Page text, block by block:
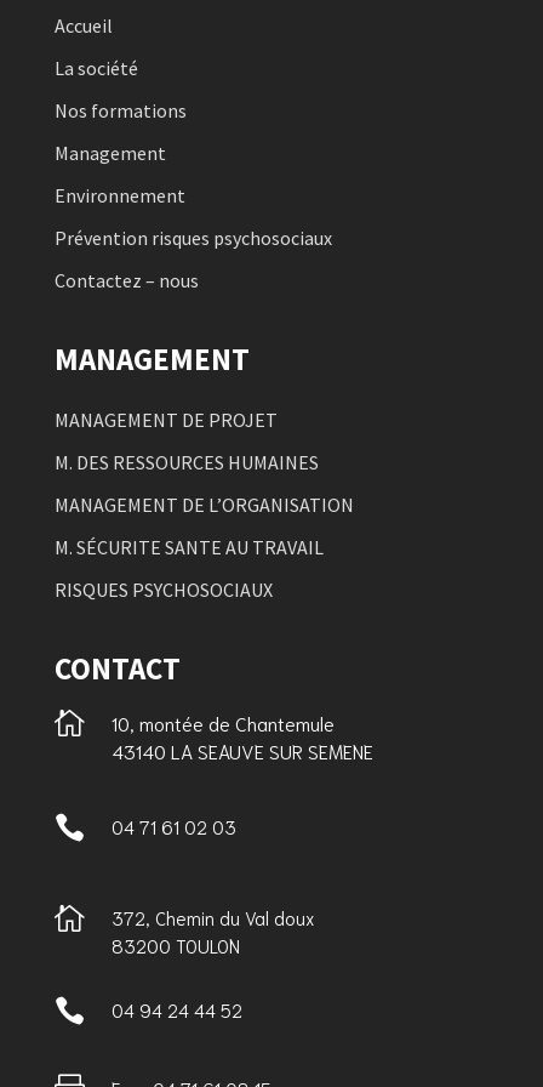
Accueil
La société
Nos formations
Management
Environnement
Prévention risques psychosociaux
Contactez – nous
MANAGEMENT
MANAGEMENT DE PROJET
M. DES RESSOURCES HUMAINES
MANAGEMENT DE L’ORGANISATION
M. SÉCURITE SANTE AU TRAVAIL
RISQUES PSYCHOSOCIAUX
CONTACT

10, montée de Chantemule
43140 LA SEAUVE SUR SEMENE
 04 71 61 02 03

372, Chemin du Val doux
83200 TOULON
 04 94 24 44 52